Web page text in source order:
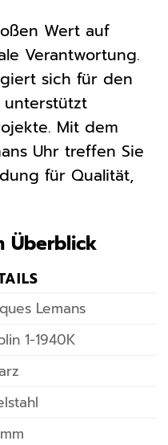
Wert auf
Verantwortung.
sich für den
unterstützt
Mit dem
Uhr treffen Sie
für Qualität,
Überblick
Lemans
1-1940K